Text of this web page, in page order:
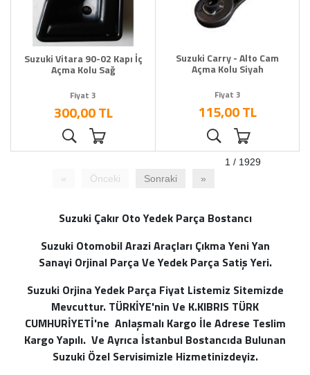
Suzuki Vitara 90-02 Kapı İç
Açma Kolu Sağ
Fiyat 3
300,00 TL
Suzuki Carry - Alto Cam
Açma Kolu Siyah
Fiyat 3
115,00 TL
« Önceki Sonraki »
1 / 1929
Suzuki Çakır Oto Yedek Parça Bostancı
Suzuki Otomobil Arazi Araçları Çıkma Yeni Yan
Sanayi Orjinal Parça Ve Yedek Parça Satiş Yeri.
Suzuki Orjina Yedek Parça Fiyat Listemiz Sitemizde
Mevcuttur. TÜRKİYE'nin Ve K.KIBRIS TÜRK
CUMHURİYETİ'ne Anlaşmalı Kargo İle Adrese Teslim
Kargo Yapılı. Ve Ayrıca İstanbul Bostancıda Bulunan
Suzuki Özel Servisimizle Hizmetinizdeyiz.